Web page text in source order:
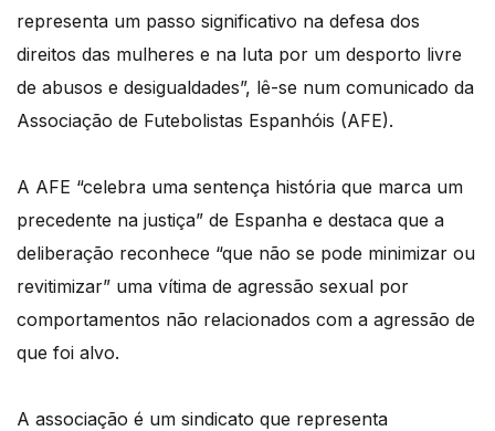
representa um passo significativo na defesa dos
direitos das mulheres e na luta por um desporto livre
de abusos e desigualdades”, lê-se num comunicado da
Associação de Futebolistas Espanhóis (AFE).
A AFE “celebra uma sentença história que marca um
precedente na justiça” de Espanha e destaca que a
deliberação reconhece “que não se pode minimizar ou
revitimizar” uma vítima de agressão sexual por
comportamentos não relacionados com a agressão de
que foi alvo.
A associação é um sindicato que representa